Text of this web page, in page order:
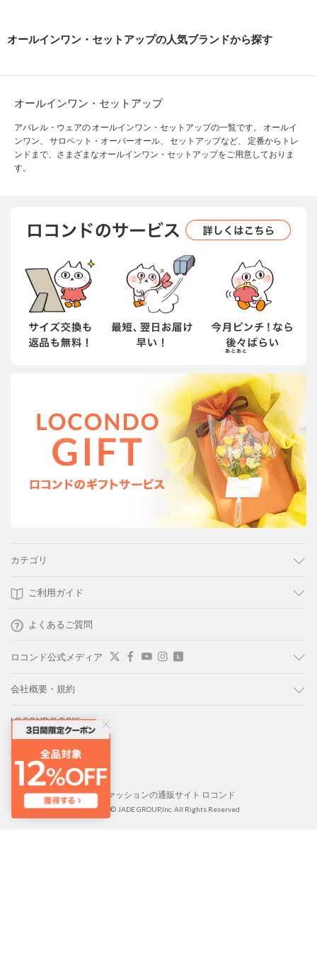
オールインワン・セットアップの人気ブランドから探す
オールインワン・セットアップ
アパレル・ウェアの オールインワン・セットアップの一覧です。 オールイ
ンワン、 サロペット・オーバーオール、 セットアップなど、 定番からトレ
ンドまで、さまざまなオールインワン・セットアップをご用意しておりま
す。
カテゴリ
ご利用ガイド
よくあるご質問
ロコンド公式メディア
会社概要・規約
LOCONDO PC版
LOCONDO アプリ
靴とファッションの通販サイト ロコンド
Copyright © JADE GROUP,Inc. All Rights Reserved